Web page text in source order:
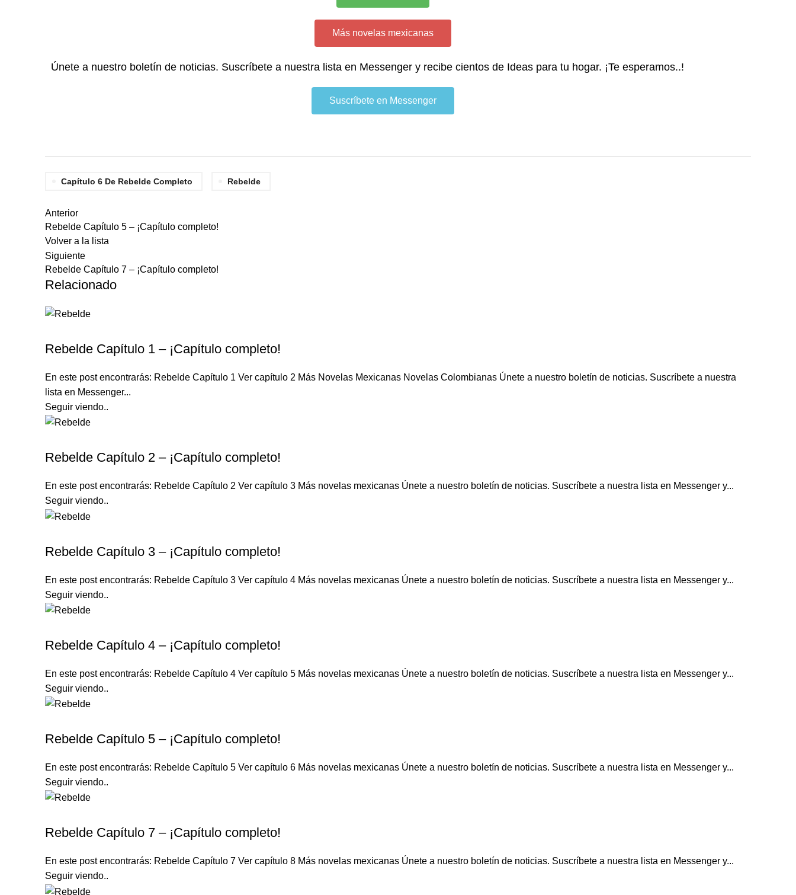
Más novelas mexicanas
Únete a nuestro boletín de noticias. Suscríbete a nuestra lista en Messenger y recibe cientos de Ideas para tu hogar. ¡Te esperamos..!
Suscríbete en Messenger
Capítulo 6 De Rebelde Completo Rebelde
Anterior
Rebelde Capítulo 5 – ¡Capítulo completo!
Volver a la lista
Siguiente
Rebelde Capítulo 7 – ¡Capítulo completo!
Relacionado
Rebelde Capítulo 1 – ¡Capítulo completo!
En este post encontrarás: Rebelde Capítulo 1 Ver capítulo 2 Más Novelas Mexicanas Novelas Colombianas Únete a nuestro boletín de noticias. Suscríbete a nuestra
lista en Messenger...
Seguir viendo..
Rebelde Capítulo 2 – ¡Capítulo completo!
En este post encontrarás: Rebelde Capítulo 2 Ver capítulo 3 Más novelas mexicanas Únete a nuestro boletín de noticias. Suscríbete a nuestra lista en Messenger y...
Seguir viendo..
Rebelde Capítulo 3 – ¡Capítulo completo!
En este post encontrarás: Rebelde Capítulo 3 Ver capítulo 4 Más novelas mexicanas Únete a nuestro boletín de noticias. Suscríbete a nuestra lista en Messenger y...
Seguir viendo..
Rebelde Capítulo 4 – ¡Capítulo completo!
En este post encontrarás: Rebelde Capítulo 4 Ver capítulo 5 Más novelas mexicanas Únete a nuestro boletín de noticias. Suscríbete a nuestra lista en Messenger y...
Seguir viendo..
Rebelde Capítulo 5 – ¡Capítulo completo!
En este post encontrarás: Rebelde Capítulo 5 Ver capítulo 6 Más novelas mexicanas Únete a nuestro boletín de noticias. Suscríbete a nuestra lista en Messenger y...
Seguir viendo..
Rebelde Capítulo 7 – ¡Capítulo completo!
En este post encontrarás: Rebelde Capítulo 7 Ver capítulo 8 Más novelas mexicanas Únete a nuestro boletín de noticias. Suscríbete a nuestra lista en Messenger y...
Seguir viendo..